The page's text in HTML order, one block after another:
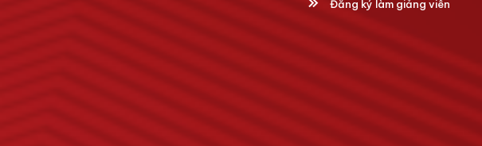
Đăng ký làm giảng viên